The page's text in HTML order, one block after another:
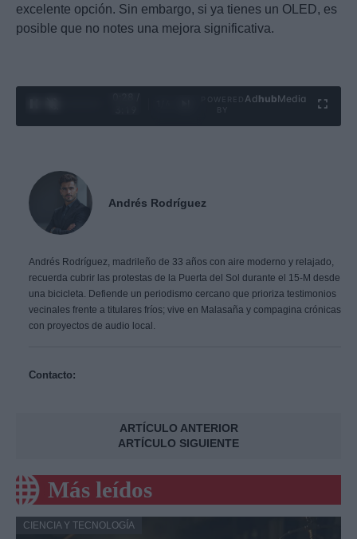
excelente opción. Sin embargo, si ya tienes un OLED, es
posible que no notes una mejora significativa.
Ad hubMedia
Andrés Rodríguez
Andrés Rodríguez, madrileño de 33 años con aire moderno y relajado,
recuerda cubrir las protestas de la Puerta del Sol durante el 15-M desde
una bicicleta. Defiende un periodismo cercano que prioriza testimonios
vecinales frente a titulares fríos; vive en Malasaña y compagina crónicas
con proyectos de audio local.
Contacto:
ARTÍCULO ANTERIOR
ARTÍCULO SIGUIENTE
Más leídos
CIENCIA Y TECNOLOGÍA